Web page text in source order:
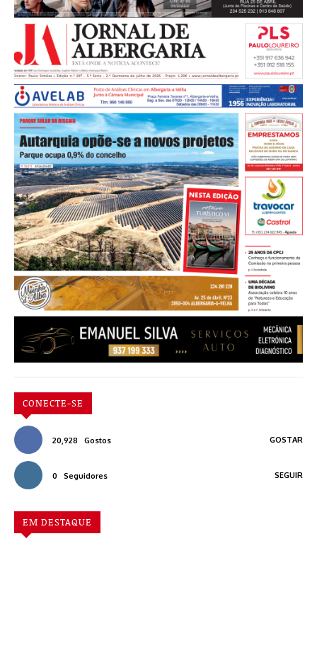
CONECTE-SE
20,928 Gostos GOSTAR
0 Seguidores SEGUIR
EM DESTAQUE